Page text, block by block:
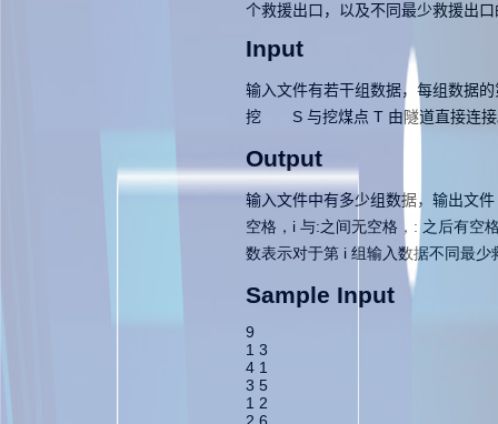
个救援出口，以及不同最少救援出
Input
输入文件有若干组数据，每组数据
挖 S 与挖煤点 T 由隧道直接连接
Output
输入文件中有多少组数据，输出文件
空格， i 与:之间无空格， : 之后有空
数表示对于第 i 组输入数据不同最
Sample Input
9
1 3
4 1
3 5
1 2